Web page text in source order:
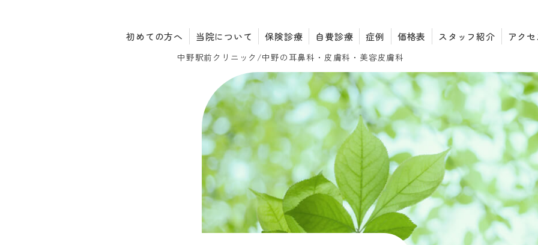
中野駅前クリニック/中野の耳鼻科・皮膚科・ 美容皮膚科
初めての方へ 当院について 保険診療 自費診療 症例 価格表 スタッフ紹介 アクセ